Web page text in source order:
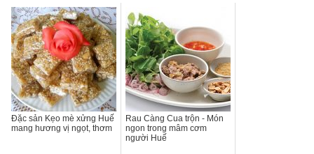
Đặc sản Kẹo mè xửng Huế
mang hương vị ngọt, thơm
Rau Càng Cua trộn - Món
ngon trong mâm cơm
người Huế